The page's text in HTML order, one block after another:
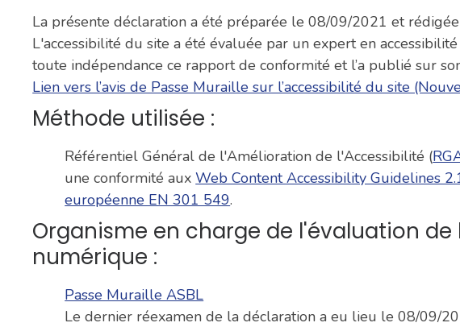
La présente déclaration a été préparée le 08/09/2021 et
L'accessibilité du site a été évaluée par un expert en
toute indépendance ce rapport de conformité et l’a publié sur
Lien vers l’avis de Passe Muraille sur l’accessibilité du site
Méthode utilisée :
Référentiel Général de l'Amélioration de l'Accessibilité (
une conformité auxWeb Content Accessibility Guidelines
européenne EN 301 549.
Organisme en charge de l'évaluation
numérique :
Passe Muraille ASBL
Le dernier réexamen de la déclaration a eu lieu le 08/09/